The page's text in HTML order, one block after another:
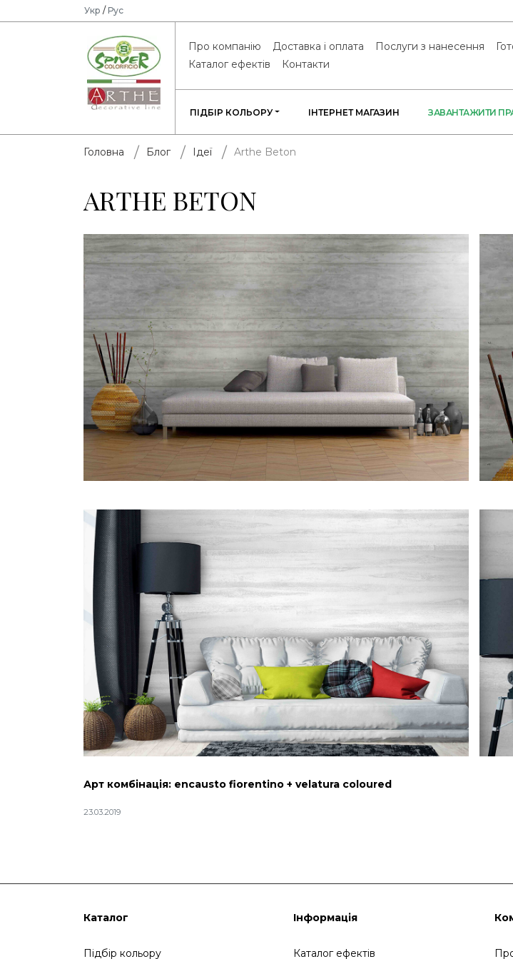
Укр / Рус
Про компанію Доставка і оплата Послуги з нанесення
Каталог ефектів
Контакти
ПІДБІР КОЛЬОРУ ІНТЕРНЕТ МАГАЗИН ЗАВАНТАЖИТИ
Головна Блог Ідеї Arthe Beton
ARTHE BETON
Арт комбінація: encausto fiorentino + velatura coloured
23.03.2019
Каталог
Підбір кольору
Інформація
Каталог ефектів